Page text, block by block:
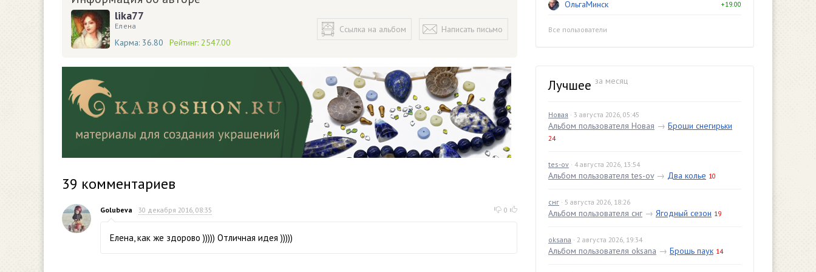
lika77
Елена
Карма: 36.80 Рейтинг: 2547.00
Ссылка на альбом Написать письмо
39 комментариев
Golubeva 30 декабря 2016, 08:35 0
Елена, как же здорово ))))) Отличная идея )))))
ОльгаМинск +19.00
Все пользователи
Лучшее за месяц
Новая · 3 августа 2026, 05:45
Альбом пользователя Новая → Броши снегирьки
24
tes-ov · 4 августа 2026, 13:54
Альбом пользователя tes-ov→ Два колье 10
снг · 5 августа 2026, 18:26
Альбом пользователя снг → Ягодный сезон 19
oksana · 2 августа 2026, 19:34
Альбом пользователя oksana → Брошь паук 14